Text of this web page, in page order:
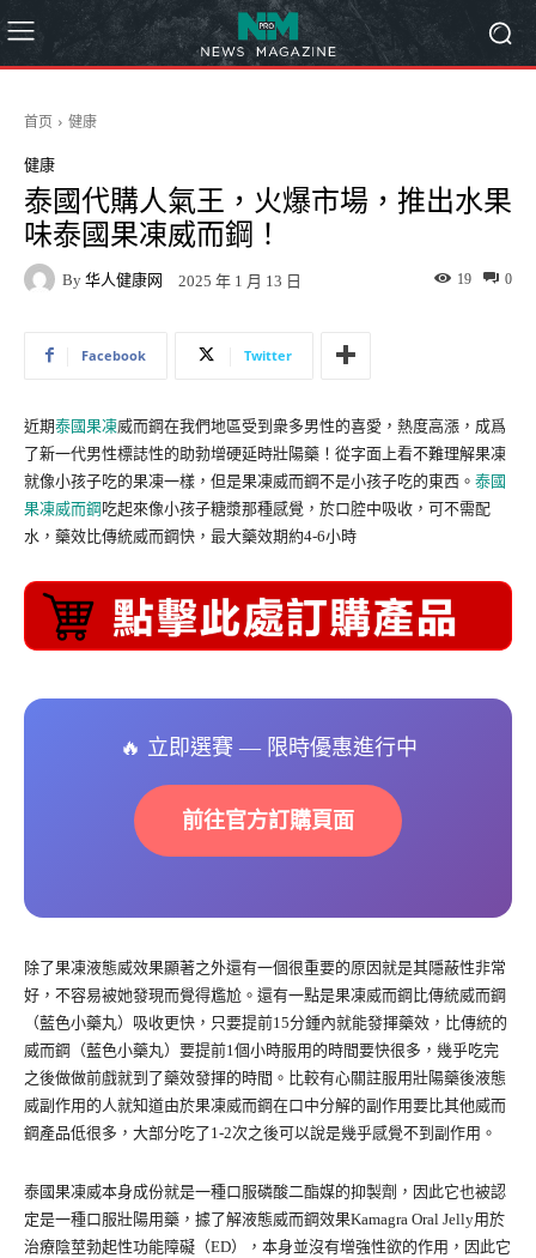
首页 健康
健康
泰國代購人氣王，火爆市場，推出水果
味泰國果凍威而鋼！
By 华人健康网 2025 年 1 月 13 日 0
19
Facebook Twitter
近期泰國果凍威而鋼在我們地區受到衆多男性的喜愛，熱度高漲，成爲
了新一代男性標誌性的助勃增硬延時壯陽藥！從字面上看不難理解果凍
就像小孩子吃的果凍一樣，但是果凍威而鋼不是小孩子吃的東西。 泰國
果凍威而鋼吃起來像小孩子糖漿那種感覺，於口腔中吸收，可不需配
水，藥效比傳統威而鋼快，最大藥效期約4-6小時
🔥 立即選賽 — 限時優惠進行中
前往官方訂購頁面
除了果凍液態威效果顯著之外還有一個很重要的原因就是其隱蔽性非常
好，不容易被她發現而覺得尷尬。還有一點是果凍威而鋼比傳統威而鋼
（藍色小藥丸）吸收更快，只要提前15分鍾內就能發揮藥效，比傳統的
威而鋼（藍色小藥丸）要提前1個小時服用的時間要快很多，幾乎吃完
之後做做前戲就到了藥效發揮的時間。比較有心關註服用壯陽藥後液態
威副作用的人就知道由於果凍威而鋼在口中分解的副作用要比其他威而
鋼產品低很多，大部分吃了1-2次之後可以說是幾乎感覺不到副作用。
泰國果凍威本身成份就是一種口服磷酸二酯媒的抑製劑，因此它也被認
定是一種口服壯陽用藥，據了解液態威而鋼效果Kamagra Oral Jelly用於
治療陰莖勃起性功能障礙（ED），本身並沒有增強性欲的作用，因此它